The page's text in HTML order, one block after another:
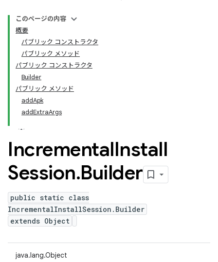
このページの内容
概要
パブリック コンストラクタ
パブリック メソッド
パブリック コンストラクタ
Builder
パブリック メソッド
addApk
addExtraArgs
IncrementalInstall
Session.Builder
public static class
IncrementalInstallSession.Builder
extends Object
java.lang.Object